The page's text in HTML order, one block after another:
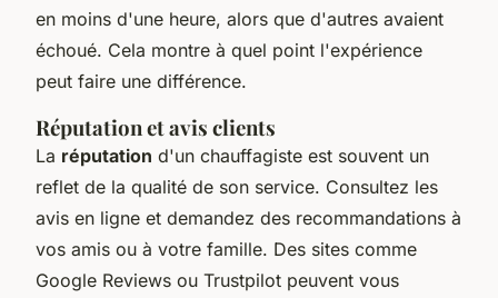
en moins d'une heure, alors que d'autres avaient
échoué. Cela montre à quel point l'expérience
peut faire une différence.
Réputation et avis clients
La réputation d'un chauffagiste est souvent un
reflet de la qualité de son service. Consultez les
avis en ligne et demandez des recommandations à
vos amis ou à votre famille. Des sites comme
Google Reviews ou Trustpilot peuvent vous